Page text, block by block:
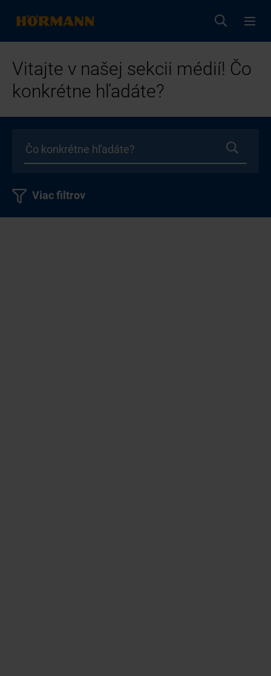
Vitajte v našej sekcii médií! Čo
konkrétne hľadáte?
Viac filtrov